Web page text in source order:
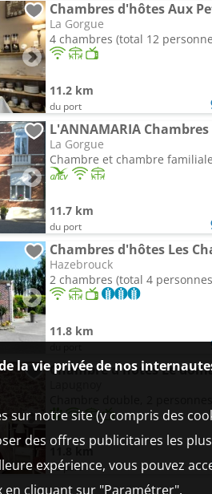
Chambres d'hôtes Aux
La Gorgue
4 chambres (total 12
11.2 km
du port
L'ANNAMARIA
La Gorgue
Chambre et chambre
11.7 km
du port
Chambres d'hôtes Les
Hazebrouck
2 chambres (total 4
11.8 km
Chambre d'hôtes Le
11.8 km
du port
la vie privée de nos
sur notre site (y compris des
des offres publicitaires les
expérience, vous pouvez
cliquant sur "Paramétrer".